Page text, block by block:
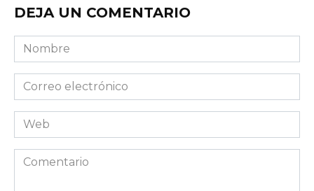
DEJA UN COMENTARIO
Nombre
Correo
electrónico
Web
Comentario